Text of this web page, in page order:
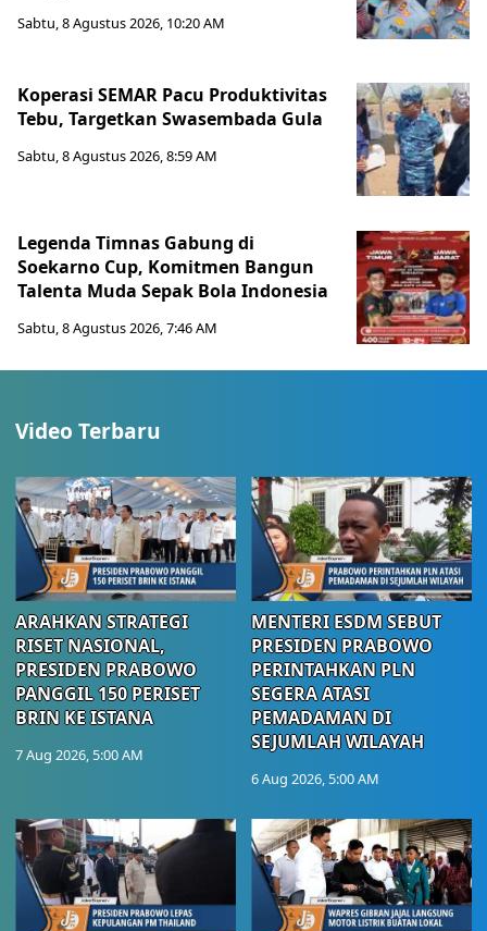
Sabtu, 8 Agustus 2026, 10:20 AM
Koperasi SEMAR Pacu Produktivitas
Tebu, Targetkan Swasembada Gula
Sabtu, 8 Agustus 2026, 8:59 AM
Legenda Timnas Gabung di
Soekarno Cup, Komitmen Bangun
Talenta Muda Sepak Bola Indonesia
Sabtu, 8 Agustus 2026, 7:46 AM
Video Terbaru
ARAHKAN STRATEGI
RISET NASIONAL,
PRESIDEN PRABOWO
PANGGIL 150 PERISET
BRIN KE ISTANA
7 Aug 2026, 5:00 AM
MENTERI ESDM SEBUT
PRESIDEN PRABOWO
PERINTAHKAN PLN
SEGERA ATASI
PEMADAMAN DI
SEJUMLAH WILAYAH
6 Aug 2026, 5:00 AM